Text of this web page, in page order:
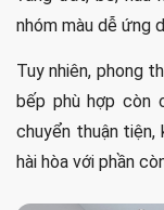
nhóm màu dễ ứng
Tuy nhiên, phong
bếp phù hợp còn
chuyển thuận tiện,
hài hòa với phần